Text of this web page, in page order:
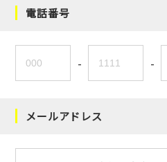
電話番号
- -
メールアドレス